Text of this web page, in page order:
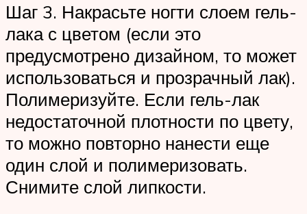
Шаг 3. Накрасьте ногти слоем гель-
лака с цветом (если это
предусмотрено дизайном, то может
использоваться и прозрачный лак).
Полимеризуйте. Если гель-лак
недостаточной плотности по цвету,
то можно повторно нанести еще
один слой и полимеризовать.
Снимите слой липкости.